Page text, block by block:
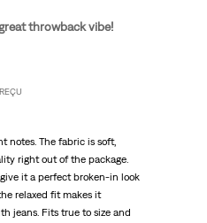
throwback vibe!
notes. The fabric is soft,
right out of the package.
it a perfect broken-in look
relaxed fit makes it
jeans. Fits true to size and